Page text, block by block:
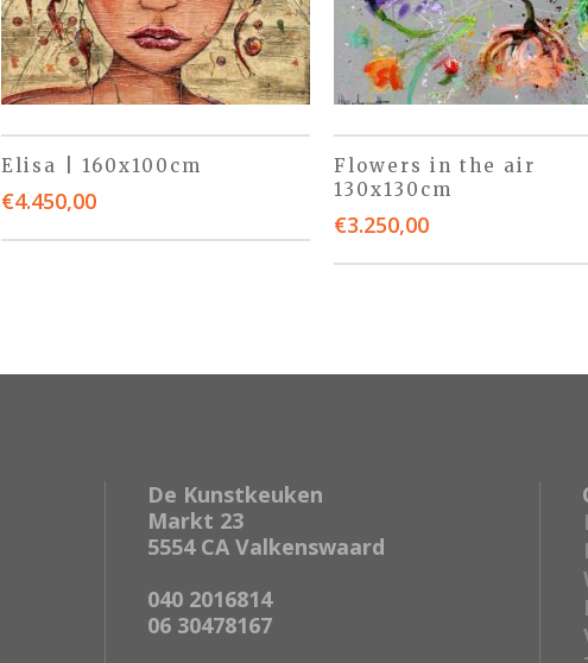
Elisa | 160x100cm
€4.450,00
Flowers in the air
130x130cm
€3.250,00
De Kunstkeuken
Markt 23
5554 CA Valkenswaard
040 2016814
06 30478167